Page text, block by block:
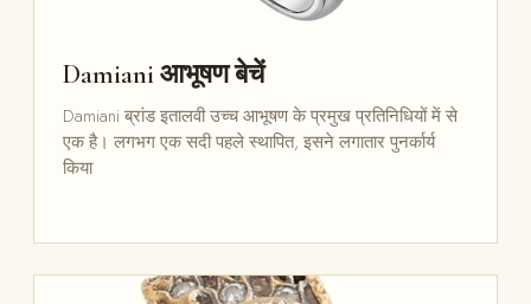
Damiani आभूषण बेचें
Damiani ब्रांड इतालवी उच्च आभूषण के प्रमुख प्रतिनिधियों में से
एक है। लगभग एक सदी पहले स्थापित, इसने लगातार पुनर्कार्य
किया